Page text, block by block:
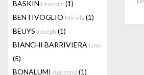
BASKIN Leonard (1)
BENTIVOGLIO Mirella (1)
BEUYS Joseph (1)
BIANCHI BARRIVIERA Lino
(5)
BONALUMI Agostino (1)